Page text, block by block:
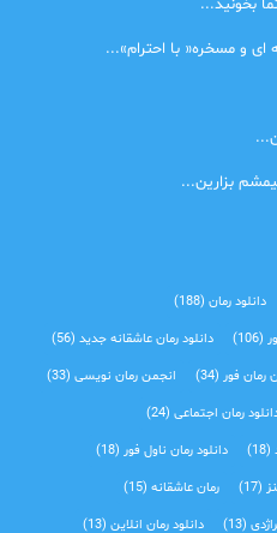
بخونید...
ای و مسخره« با احترام»...
بزارین...
دانلود رمان(188)
(106) دانلود رمان عاشقانه جدید(56)
رمان فور(34) انجمن رمان نویسی(33)
رمان اجتماعی‌(24)
(18) دانلود رمان ناول فور(18)
(17) رمان عاشقانه(15)
(13) دانلود رمان انلاین(13)